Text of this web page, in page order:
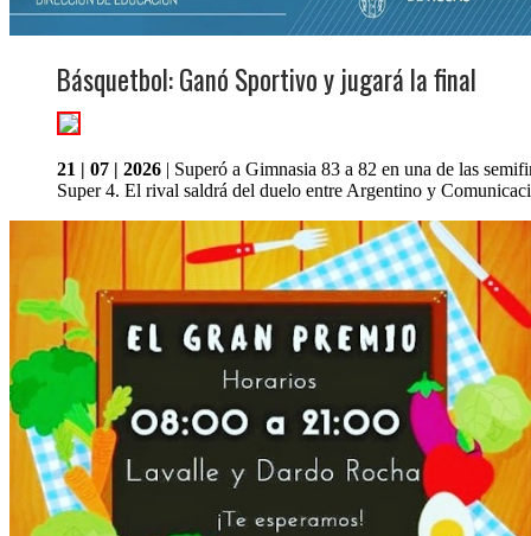
Básquetbol: Ganó Sportivo y jugará la final
21 | 07 | 2026 | Superó a Gimnasia 83 a 82 en una de las
Super 4. El rival saldrá del duelo entre Argentino y